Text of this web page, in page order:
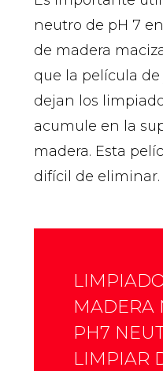
neutro de pH 7
de madera
que la película
dejan los
acumule en la
madera. Esta
difícil de eliminar.
MADERA
PH7
LIMPIAR